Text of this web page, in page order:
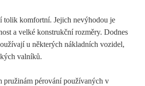
tolik komfortní. Jejich nevýhodou je
a velké konstrukční rozměry. Dodnes
u některých nákladních vozidel,
valníků.
pružinám pérování používaných v